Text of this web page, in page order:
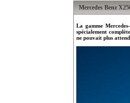
Mercedes Benz
La gamme
spécialement
ne pouvait plus